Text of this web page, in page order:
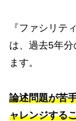
『ファシリテ
は、過去5年
ます。
論述問題が苦
ャレンジする